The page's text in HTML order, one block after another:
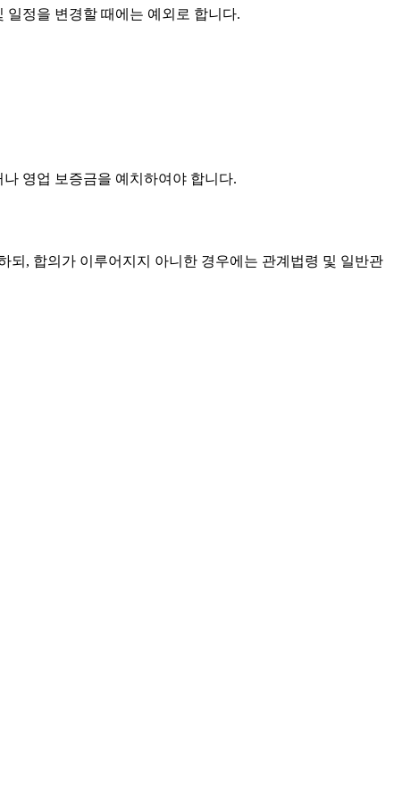
정을 변경할 때에는 예외로 합니다.
영업 보증금을 예치하여야 합니다.
, 합의가 이루어지지 아니한 경우에는 관계법령 및 일반관